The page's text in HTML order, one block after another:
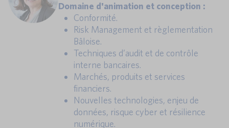
Domaine d'animation et conception :
Conformité.
Risk Management et règlementation
Bâloise.
Techniques d’audit et de contrôle
interne bancaires.
Marchés, produits et services
financiers.
Nouvelles technologies, enjeu de
données, risque cyber et résilience
numérique.